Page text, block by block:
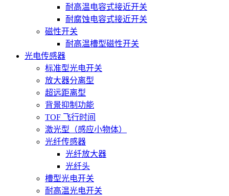
耐高温电容式接近开关
耐腐蚀电容式接近开关
磁性开关
耐高温槽型磁性开关
光电传感器
标准型光电开关
放大器分离型
超远距离型
背景抑制功能
TOF 飞行时间
激光型（感应小物体）
光纤传感器
光纤放大器
光纤头
槽型光电开关
耐高温光电开关